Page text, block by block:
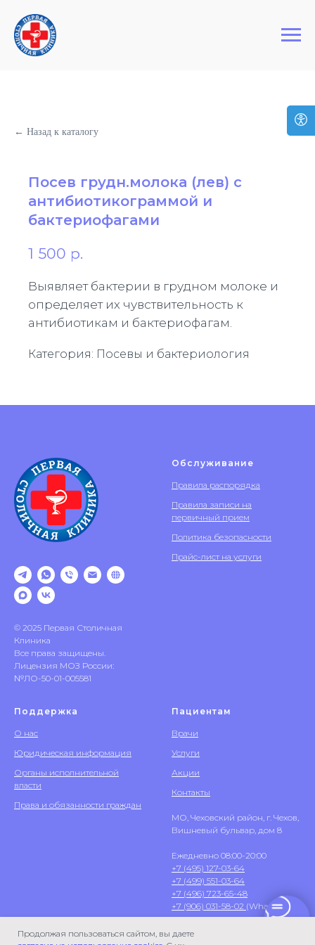
Первая Столичная Клиника
Продолжая пользоваться сайтом, вы даете
← Назад к каталогу
Посев грудн.молока (лев) с
антибиотикограммой и
бактериофагами
1 500 р.
Выявляет бактерии в грудном молоке и
определяет их чувствительность к
антибиотикам и бактериофагам.
Категория: Посевы и бактериология
© 2025 Первая Столичная
Клиника
Все права защищены.
Лицензия МОЗ России:
№ЛО-50-01-005581
Обслуживание
Правила распорядка
Правила записи на
первичный прием
Политика безопасности
Прайс-лист на услуги
Поддержка
О нас
Юридическая информация
Органы исполнительной
власти
Права и обязанности граждан
Пациентам
Врачи
Услуги
Акции
Контакты
МО, Чеховский район, г. Чехов,
Вишневый бульвар, дом 8
Ежедневно 08:00-20:00
+7 (495) 127-03-64
+7 (499) 551-03-64
+7 (496) 723-65-48
+7 (906) 031-58-02 (WhatsApp)